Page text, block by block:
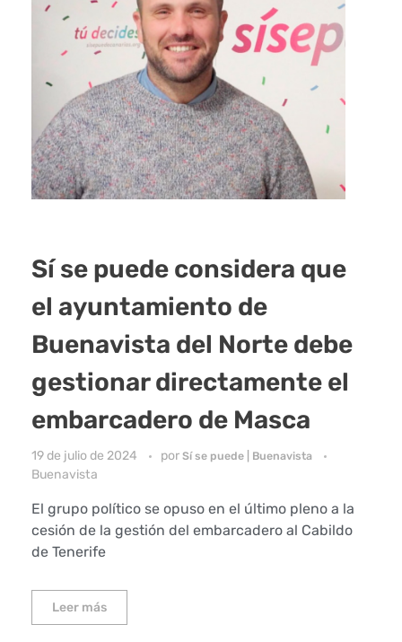
Sí se puede considera que
el ayuntamiento de
Buenavista del Norte debe
gestionar directamente el
embarcadero de Masca
19 de julio de 2024 por Sí se puede | Buenavista
Buenavista
El grupo político se opuso en el último pleno a la
cesión de la gestión del embarcadero al Cabildo
de Tenerife
Leer más